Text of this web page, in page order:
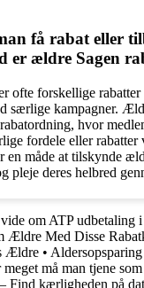
få rabat eller
er ældre Sagen
ofte forskellige
særlige kampagner.
hvor
fordele eller rabatter
en måde at tilskynde
pleje deres helbred
om ATP udbetaling
Ældre Med Disse
Ældre •
må man tjene
Find kærligheden på